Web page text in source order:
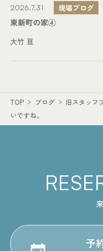
2026.7.31 現場ブログ
東新町の家④
大竹 亘
TOP ブログ 旧スタッフ
いですね。
予